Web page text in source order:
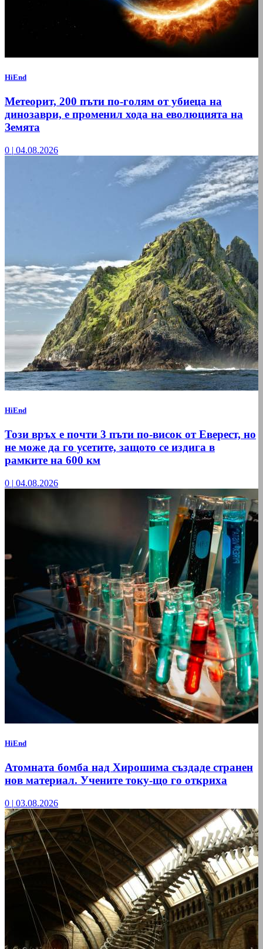
HiEnd
Метеорит, 200 пъти по-голям от убиеца на
динозаври, е променил хода на еволюцията на
Земята
0 | 04.08.2026
HiEnd
Този връх е почти 3 пъти по-висок от Еверест, но
не може да го усетите, защото се издига в
рамките на 600 км
0 | 04.08.2026
HiEnd
Атомната бомба над Хирошима създаде странен
нов материал. Учените току-що го откриха
0 | 03.08.2026